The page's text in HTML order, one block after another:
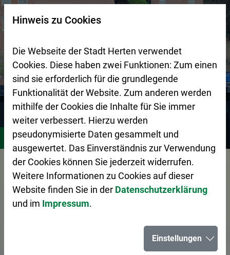
Zur Startseite (Schnelltaste 0)
Zum Seitenanfang springen (Schnelltaste A)
Zur Navigation/Menü springen (Schnelltaste M)
Zur Suche springen (Schnelltaste 8)
Zum Inhalt springen (Schnelltaste I)
Zum Fußbereich springen (Schnelltaste Z)
Stadtgestaltung Zentraler Betriebshof Herten (ZBH)
Vorlesen
Das Abfall-ABC
Suchseite mit Schnellsuche
Hinweis zu Cookies
Die Webseite der Stadt Herten verwendet
Cookies. Diese haben zwei Funktionen: Zum einen
sind sie erforderlich für die grundlegende
Funktionalität der Website. Zum anderen werden
mithilfe der Cookies die Inhalte für Sie immer
weiter verbessert. Hierzu werden
pseudonymisierte Daten gesammelt und
ausgewertet. Das Einverständnis zur Verwendung
der Cookies können Sie jederzeit widerrufen.
Weitere Informationen zu Cookies auf dieser
Website finden Sie in der Datenschutzerklärung
und im Impressum.
Einstellungen